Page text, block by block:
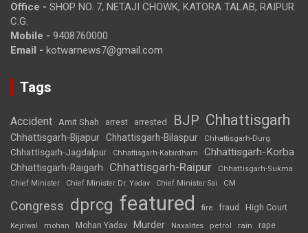
Office - SHOP NO. 7, NETAJI CHOWK, KATORA TALAB, RAIPUR
C.G.
Mobile - 9408760000
Email - kotwarnews7@gmail.com
Tags
Accident Amit Shah arrest arrested BJP Chhattisgarh
Chhattisgarh-Bijapur Chhattisgarh-Bilaspur Chhattisgarh-Durg
Chhattisgarh-Jagdalpur Chhattisgarh-Kabirdham Chhattisgarh-Korba
Chhattisgarh-Raigarh Chhattisgarh-Raipur
Chhattisgarh-Sukma
Chief Minister
Chief Minister Dr. Yadav Chief Minister Sai CM
Congress dprcg featured fire fraud High Court
Kejriwal mohan Mohan Yadav Murder Naxalites petrol rain rape